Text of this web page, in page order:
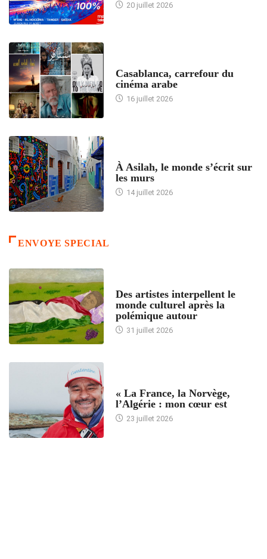
20 juillet 2026
Casablanca, carrefour du
cinéma arabe
16 juillet 2026
À Asilah, le monde s’écrit sur
les murs
14 juillet 2026
ENVOYE SPECIAL
Des artistes interpellent le
monde culturel après la
polémique autour
31 juillet 2026
« La France, la Norvège,
l’Algérie : mon cœur est
23 juillet 2026